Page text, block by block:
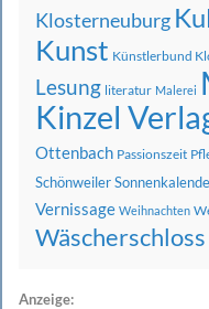
Klosterneuburg
Kunst Künstlerbund
Lesung literatur Malerei
Kinzel
Ottenbach Passionszeit
Schönweiler
Vernissage Weihnachten
Wäscherschloss
Anzeige: